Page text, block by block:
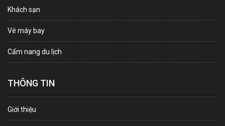
Khách sạn
Vé máy bay
Cẩm nang du lịch
THÔNG TIN
Giới thiệu